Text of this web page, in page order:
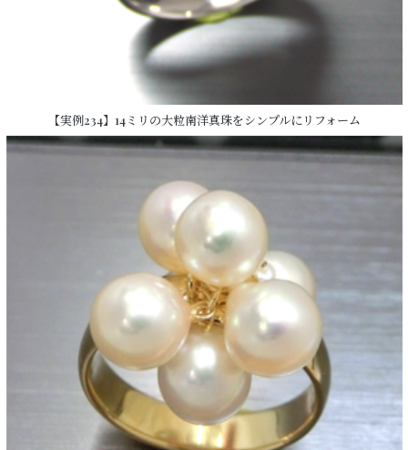
【実例234】14ミリの大粒南洋真珠をシンプルにリフォーム